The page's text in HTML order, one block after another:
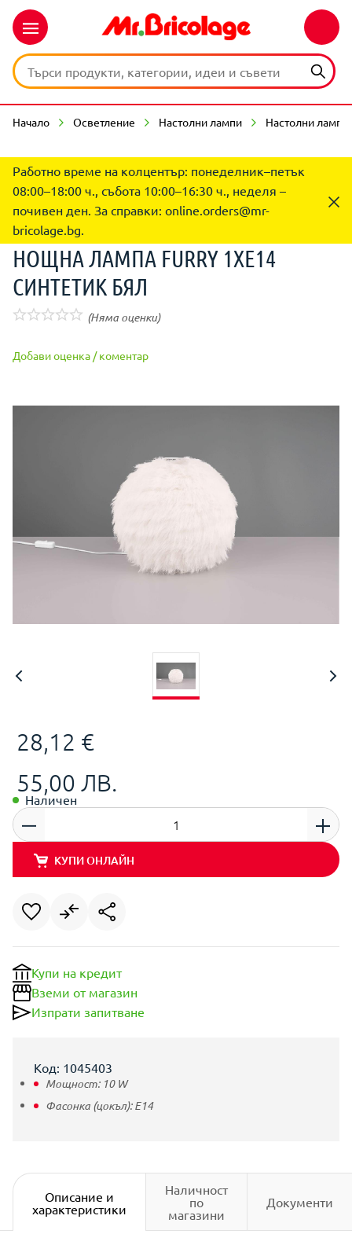
Начало Осветление Настолни лампи Настолни лампи
Работно време на колцентър: понеделник–петък
08:00–18:00 ч., събота 10:00–16:30 ч., неделя –
почивен ден. За справки: online.orders@mr-
bricolage.bg.
НОЩНА ЛАМПА FURRY 1XE14
СИНТЕТИК БЯЛ
(Няма оценки)
Добави оценка / коментар
28,12 €
55,00 ЛВ.
Наличен
КУПИ ОНЛАЙН
Купи на кредит
Вземи от магазин
Изпрати запитване
Код: 1045403
Мощност: 10 W
Фасонка (цокъл):E14
Описание и
характеристики
Наличност
по
магазини
Документи